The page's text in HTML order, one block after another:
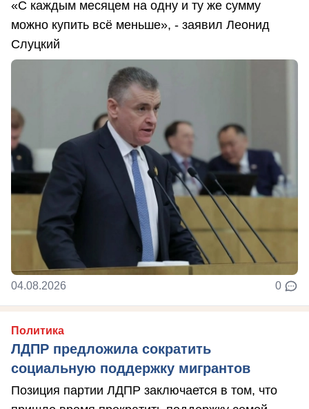
«С каждым месяцем на одну и ту же сумму
можно купить всё меньше», - заявил Леонид
Слуцкий
04.08.2026 0
Политика
ЛДПР предложила сократить
социальную поддержку мигрантов
Позиция партии ЛДПР заключается в том, что